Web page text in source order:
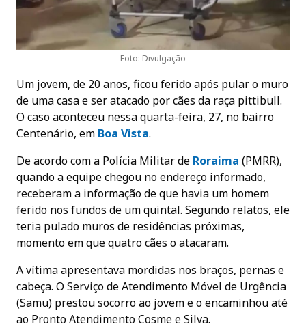
Foto: Divulgação
Um jovem, de 20 anos, ficou ferido após pular o muro
de uma casa e ser atacado por cães da raça pittibull.
O caso aconteceu nessa quarta-feira, 27, no bairro
Centenário, em Boa Vista.
De acordo com a Polícia Militar de Roraima (PMRR),
quando a equipe chegou no endereço informado,
receberam a informação de que havia um homem
ferido nos fundos de um quintal. Segundo relatos, ele
teria pulado muros de residências próximas,
momento em que quatro cães o atacaram.
A vítima apresentava mordidas nos braços, pernas e
cabeça. O Serviço de Atendimento Móvel de Urgência
(Samu) prestou socorro ao jovem e o encaminhou até
ao Pronto Atendimento Cosme e Silva.